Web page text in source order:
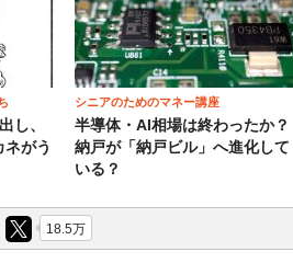
し、
がう
シニアのためのマネー講座
半導体・AI相場は終わったか？
納戸が「納戸ビル」へ進化して
いる？
18.5万